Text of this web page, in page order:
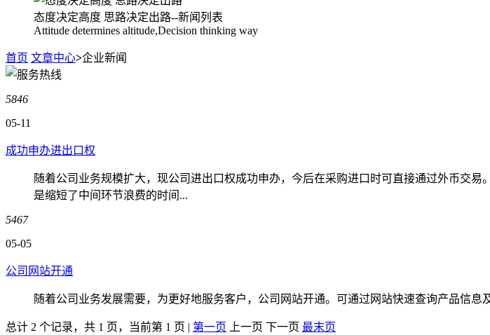
态度决定高度 思路决定出路--新闻列表
Attitude determines altitude,Decision thinking way
首页 文章中心>企业新闻
5846
05-11
成功申办进出口权
随着公司业务规模扩大，现公司进出口权成功申办，今后在采购进口时可直接通过外币交
是缩短了中间环节浪费的时间...
5467
05-05
公司网站开通
随着公司业务发展需要，为更好地服务客户，公司网站开通。可通过网站快速查询产品信息
总计 2 个记录，共 1 页，当前第 1 页 | 第一页 上一页 下一页 最末页